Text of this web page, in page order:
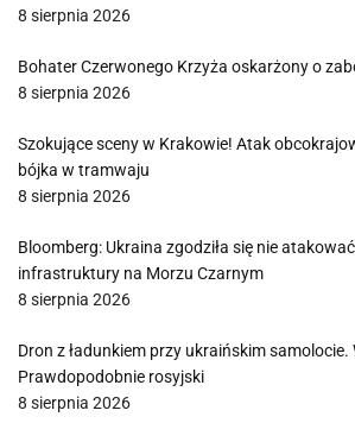
8 sierpnia 2026
Bohater Czerwonego Krzyża oskarżony o
8 sierpnia 2026
Szokujące sceny w Krakowie! Atak
bójka w tramwaju
8 sierpnia 2026
Bloomberg: Ukraina zgodziła się nie
infrastruktury na Morzu Czarnym
8 sierpnia 2026
Dron z ładunkiem przy ukraińskim samolocie.
Prawdopodobnie rosyjski
8 sierpnia 2026